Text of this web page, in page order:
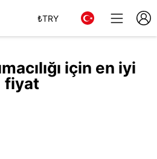
₺TRY
için en iyi
fiyat